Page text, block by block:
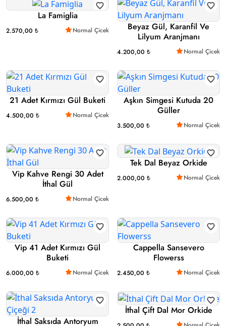
La Famiglia
2.570,00 ₺ Normal Çicek
Beyaz Gül, Karanfil Ve
Lilyum Aranjmanı
4.200,00 ₺ Normal Çicek
21 Adet Kırmızı Gül Buketi
4.500,00 ₺ Normal Çicek
Aşkın Simgesi Kutuda 20
Güller
3.500,00 ₺ Normal Çicek
Vip Kahve Rengi 30 Adet
İthal Gül
6.500,00 ₺ Normal Çicek
Tek Dal Beyaz Orkide
2.000,00 ₺ Normal Çicek
Vip 41 Adet Kırmızı Gül
Buketi
6.000,00 ₺ Normal Çicek
Cappella Sansevero
Flowerss
2.450,00 ₺ Normal Çicek
İthal Saksıda Antoryum
İthal Çift Dal Mor Orkide